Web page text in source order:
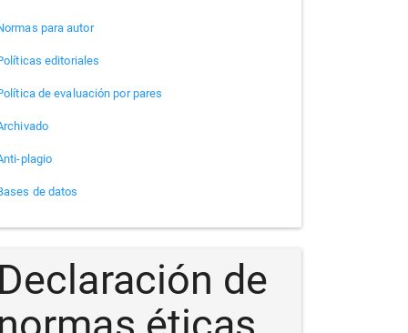
para autor
editoriales
de evaluación por pares
plagio
de datos
Declaración de